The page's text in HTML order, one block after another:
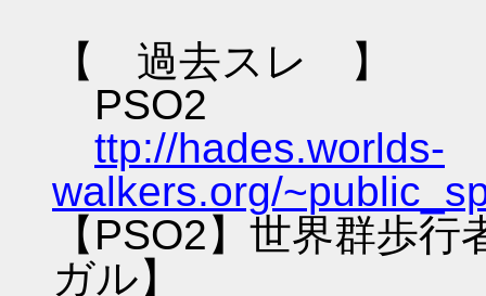
【 過去スレ 】
PSO2
ttp://hades.worlds-
walkers.org/
【PSO2】世界群歩
ガル】